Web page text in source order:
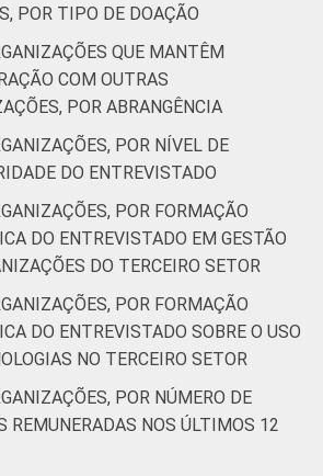
e comunicação nas organizações
brasileiras - TIC
Sem Fins Lucrativos 2022.
POR TIPO DE DOAÇÃO
QUE MANTÊM
COM OUTRAS
POR ABRANGÊNCIA
POR NÍVEL DE
DO ENTREVISTADO
POR FORMAÇÃO
DO ENTREVISTADO EM GESTÃO
DO TERCEIRO SETOR
POR FORMAÇÃO
DO ENTREVISTADO SOBRE O USO
NO TERCEIRO SETOR
POR NÚMERO DE
REMUNERADAS NOS ÚLTIMOS 12